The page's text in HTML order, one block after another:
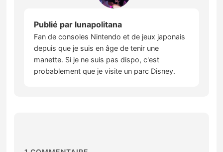
Publié par lunapolitana
Fan de consoles Nintendo et de jeux japonais
depuis que je suis en âge de tenir une
manette. Si je ne suis pas dispo, c'est
probablement que je visite un parc Disney.